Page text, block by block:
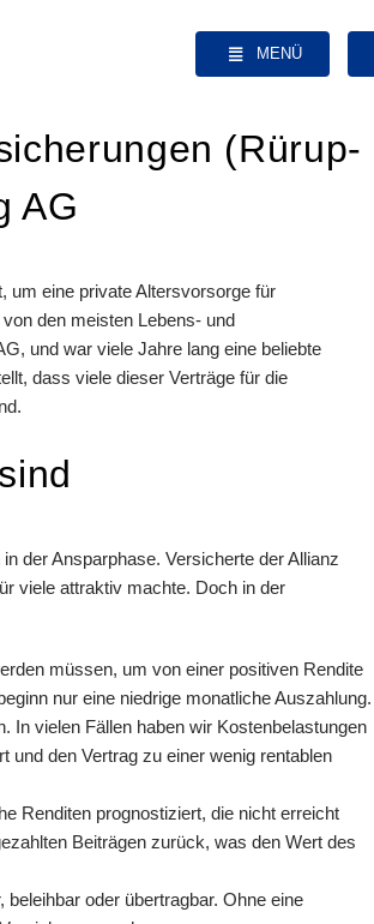
MENÜ
(Rürup-
AG
um eine private Altersvorsorge für
den meisten Lebens- und
und war viele Jahre lang eine beliebte
dass viele dieser Verträge für die
der Ansparphase. Versicherte der Allianz
viele attraktiv machte. Doch in der
müssen, um von einer positiven Rendite
nur eine niedrige monatliche Auszahlung.
In vielen Fällen haben wir Kostenbelastungen
und den Vertrag zu einer wenig rentablen
Renditen prognostiziert, die nicht erreicht
Beiträgen zurück, was den Wert des
oder übertragbar. Ohne eine